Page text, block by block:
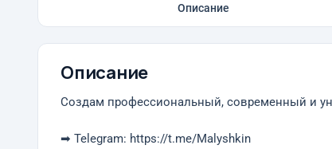
Описание
Описание
Создам профессиональный, современный и
➡ Telegram: https://t.me/Malyshkin